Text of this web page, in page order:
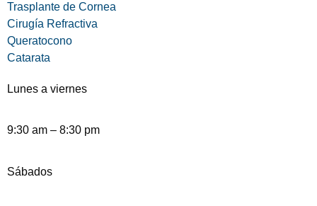
Trasplante de Cornea
Cirugía Refractiva
Queratocono
Catarata
Lunes a viernes
9:30 am – 8:30 pm
Sábados